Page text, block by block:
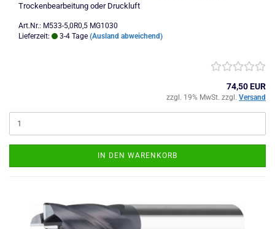
Trockenbearbeitung oder Druckluft
Art.Nr.: M533-5,0R0,5 MG1030
Lieferzeit:
3-4 Tage (Ausland abweichend)
74,50 EUR
zzgl. 19% MwSt. zzgl. Versand
IN DEN WARENKORB